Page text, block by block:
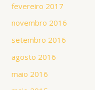
fevereiro 2017
novembro 2016
setembro 2016
agosto 2016
maio 2016